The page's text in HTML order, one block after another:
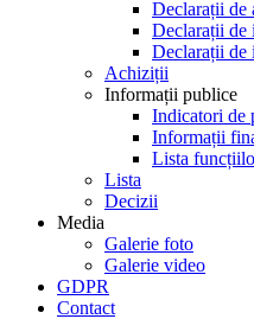
Declarații de
Declarații de
Declarații de
Achiziții
Informații publice
Indicatori de
Informații
Lista
Lista
Decizii
Media
Galerie foto
Galerie video
GDPR
Contact